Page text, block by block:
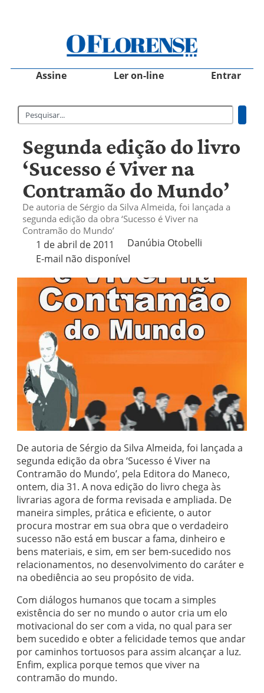
Assine Ler on-line Entrar
Segunda edição do livro
‘Sucesso é Viver na
Contramão do Mundo’
De autoria de Sérgio da Silva Almeida, foi lançada a
segunda edição da obra ‘Sucesso é Viver na
Contramão do Mundo’
1 de abril de 2011
Danúbia Otobelli 
E-mail não disponível
De autoria de Sérgio da Silva Almeida, foi lançada a
segunda edição da obra ‘Sucesso é Viver na
Contramão do Mundo’, pela Editora do Maneco,
ontem, dia 31. A nova edição do livro chega às
livrarias agora de forma revisada e ampliada. De
maneira simples, prática e eficiente, o autor
procura mostrar em sua obra que o verdadeiro
sucesso não está em buscar a fama, dinheiro e
bens materiais, e sim, em ser bem-sucedido nos
relacionamentos, no desenvolvimento do caráter e
na obediência ao seu propósito de vida.
Com diálogos humanos que tocam a simples
existência do ser no mundo o autor cria um elo
motivacional do ser com a vida, no qual para ser
bem sucedido e obter a felicidade temos que andar
por caminhos tortuosos para assim alcançar a luz.
Enfim, explica porque temos que viver na
contramão do mundo.